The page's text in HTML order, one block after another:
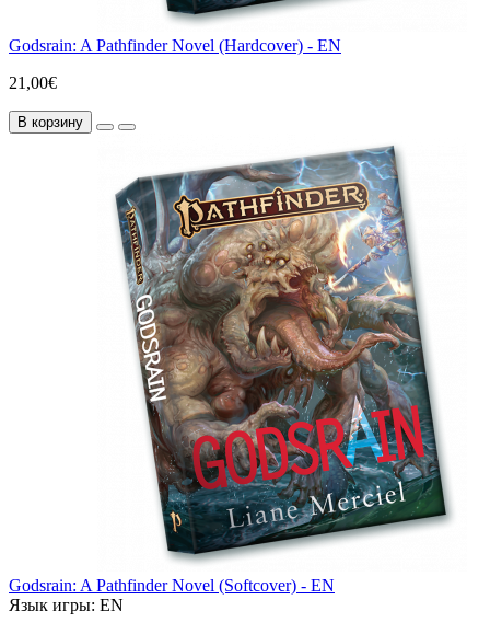
Godsrain: A Pathfinder Novel (Hardcover) - EN
21,00€
В корзину
Godsrain: A Pathfinder Novel (Softcover) - EN
Язык игры: EN